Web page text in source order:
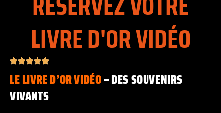
LIVRE D'OR VIDÉO
LE LIVRE D’OR VIDÉO– DES SOUVENIRS
VIVANTS